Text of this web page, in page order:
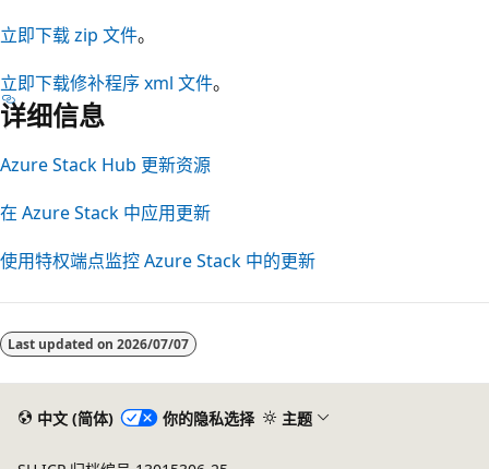
立即下载 zip 文件。
立即下载修补程序 xml 文件。
详细信息
Azure Stack Hub 更新资源
在 Azure Stack 中应用更新
使用特权端点监控 Azure Stack 中的更新
模
式
Last updated on 2026/07/07
中文 (简体) 你的隐私选择 主题